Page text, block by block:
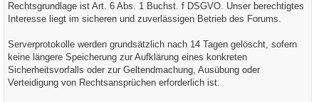
Rechtsgrundlage ist Art. 6 Abs. 1 Buchst. f DSGVO. Unser berechtigtes
Interesse liegt im sicheren und zuverlässigen Betrieb des Forums.
Serverprotokolle werden grundsätzlich nach 14 Tagen gelöscht, sofern
keine längere Speicherung zur Aufklärung eines konkreten
Sicherheitsvorfalls oder zur Geltendmachung, Ausübung oder
Verteidigung von Rechtsansprüchen erforderlich ist.